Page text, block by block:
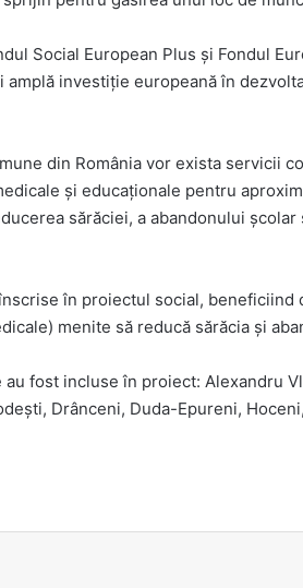
Social European Plus și Fondul
amplă investiție europeană în
din România vor exista servicii
și educaționale pentru
sărăciei, a abandonului
în proiectul social, beneficiind
menite să reducă sărăcia și
fost incluse în proiect: Alexandru
Drânceni, Duda-Epureni,